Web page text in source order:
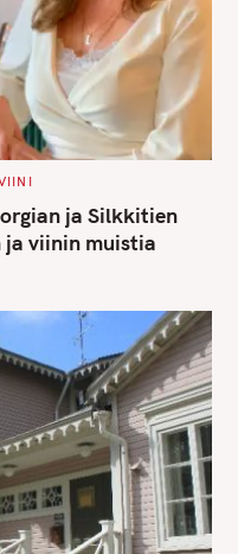
ja Silkkitien
viinin muistia